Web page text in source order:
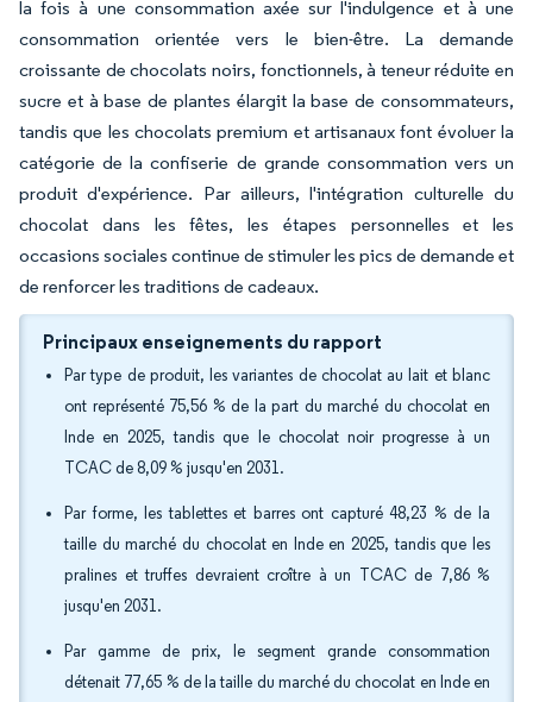
la fois à une consommation axée sur l'indulgence et à une
consommation orientée vers le bien-être. La demande
croissante de chocolats noirs, fonctionnels, à teneur réduite en
sucre et à base de plantes élargit la base de consommateurs,
tandis que les chocolats premium et artisanaux font évoluer la
catégorie de la confiserie de grande consommation vers un
produit d'expérience. Par ailleurs, l'intégration culturelle du
chocolat dans les fêtes, les étapes personnelles et les
occasions sociales continue de stimuler les pics de demande et
de renforcer les traditions de cadeaux.
Principaux enseignements du rapport
Par type de produit, les variantes de chocolat au lait et blanc
ont représenté 75,56 % de la part du marché du chocolat en
Inde en 2025, tandis que le chocolat noir progresse à un
TCAC de 8,09 % jusqu'en 2031.
Par forme, les tablettes et barres ont capturé 48,23 % de la
taille du marché du chocolat en Inde en 2025, tandis que les
pralines et truffes devraient croître à un TCAC de 7,86 %
jusqu'en 2031.
Par gamme de prix, le segment grande consommation
détenait 77,65 % de la taille du marché du chocolat en Inde en